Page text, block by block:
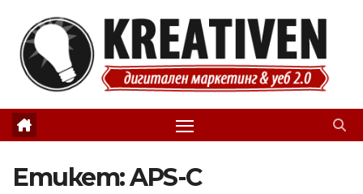
content
Етикет:APS-C